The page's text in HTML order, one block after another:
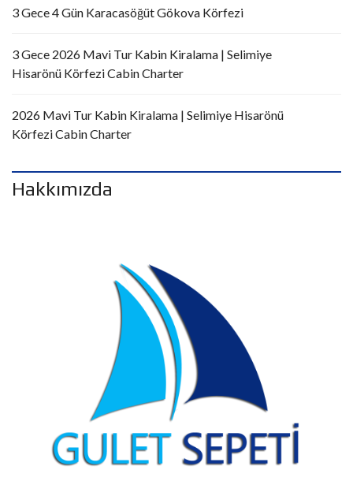
3 Gece 4 Gün Karacasöğüt Gökova Körfezi
3 Gece 2026 Mavi Tur Kabin Kiralama | Selimiye
Hisarönü Körfezi Cabin Charter
2026 Mavi Tur Kabin Kiralama | Selimiye Hisarönü
Körfezi Cabin Charter
Hakkımızda